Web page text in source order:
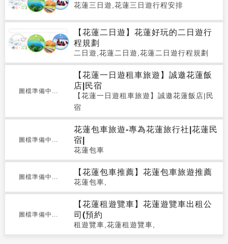
花蓮三日遊,花蓮三日遊行程安排
【花蓮二日遊】花蓮好玩的二日遊行
程規劃
二日遊,花蓮二日遊,花蓮二日遊行程規劃
圖檔準備中...
【花蓮一日遊租車旅遊】誠邀花蓮飯
店|民宿
【花蓮一日遊租車旅遊】誠邀花蓮飯店|民
宿
圖檔準備中...
花蓮包車旅遊-專為花蓮旅行社|花蓮民
宿|
花蓮包車
圖檔準備中...
【花蓮包車推薦】花蓮包車旅遊推薦
花蓮包車,
圖檔準備中...
【花蓮租遊覽車】花蓮遊覽車出租公
司(預約
租遊覽車,花蓮租遊覽車,